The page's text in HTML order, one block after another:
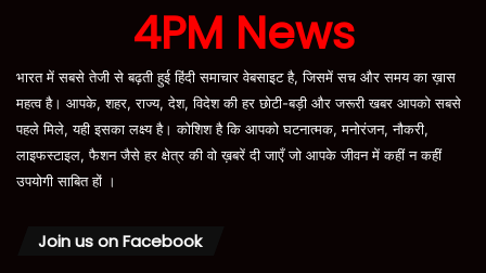
4PM News
भारत में सबसे तेजी से बढ़ती हुई हिंदी समाचार वेबसाइट है, जिसमें सच और समय का ख़ास
महत्व है। आपके, शहर, राज्य, देश, विदेश की हर छोटी-बड़ी और जरूरी खबर आपको सबसे
पहले मिले, यही इसका लक्ष्य है। कोशिश है कि आपको घटनात्मक, मनोरंजन, नौकरी,
लाइफस्टाइल, फैशन जैसे हर क्षेत्र की वो ख़बरें दी जाएँ जो आपके जीवन में कहीं न कहीं
उपयोगी साबित हों ।
Join us on Facebook